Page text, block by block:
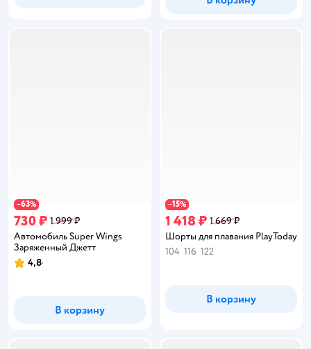
−63%
730 ₽ 1 999 ₽
Автомобиль Super Wings
Заряженный Джетт
Рейтинг:
4,8
В корзину
−15%
1 418 ₽ 1 669 ₽
Шорты для плавания PlayToday
104 116 122
В корзину